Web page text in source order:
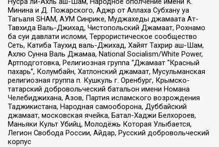
Минина и Д. Пожарского, Аджр от Аллаха Субхану уа
Тагьаля SHAM, АУМ Синрике, Муджахеды джамаата Ат-
Тавхида Валь-Джихад, Чистопольский Джамаат, Рохнамо
ба суи давлати исломи, Террористическое сообщество
Сеть, Катиба Таухид валь-Джихад, Хайят Тахрир аш-Шам,
Ахлю Сунна Валь Джамаа, National Socialism/White Power,
Артподготовка, Религиозная группа “Джамаат “Красный
пахарь”, Колумбайн, Хатлонский джамаат, Мусульманская
религиозная группа п. Кушкуль г. Оренбург, Крымско-
татарский добровольческий батальон имени Номана
Челебиджихана, Азов, Партия исламского возрождения
Таджикистана, Народная самооборона, Дуббайский
джамаат, московская ячейка, Батал-Хаджи Белхороев,
Маньяки Культ Убийц, Молодёжь Которая Улыбается,
Легион Свобода России, Айдар, Русский добровольческий
корпус